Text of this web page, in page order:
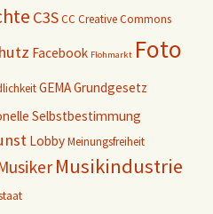
C3SCC Creative Commons
Facebook Flohmarkt Foto
GEMAGrundgesetz
Selbstbestimmung
LobbyMeinungsfreiheit
Musikindustrie